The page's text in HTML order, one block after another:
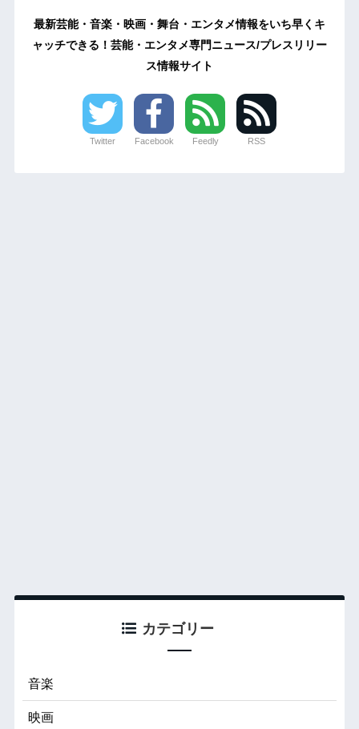
最新芸能・音楽・映画・舞台・エンタメ情報をいち早くキ
ャッチできる！芸能・エンタメ専門ニュース/プレスリリー
ス情報サイト
Twitter Facebook Feedly RSS
カテゴリー
音楽
映画